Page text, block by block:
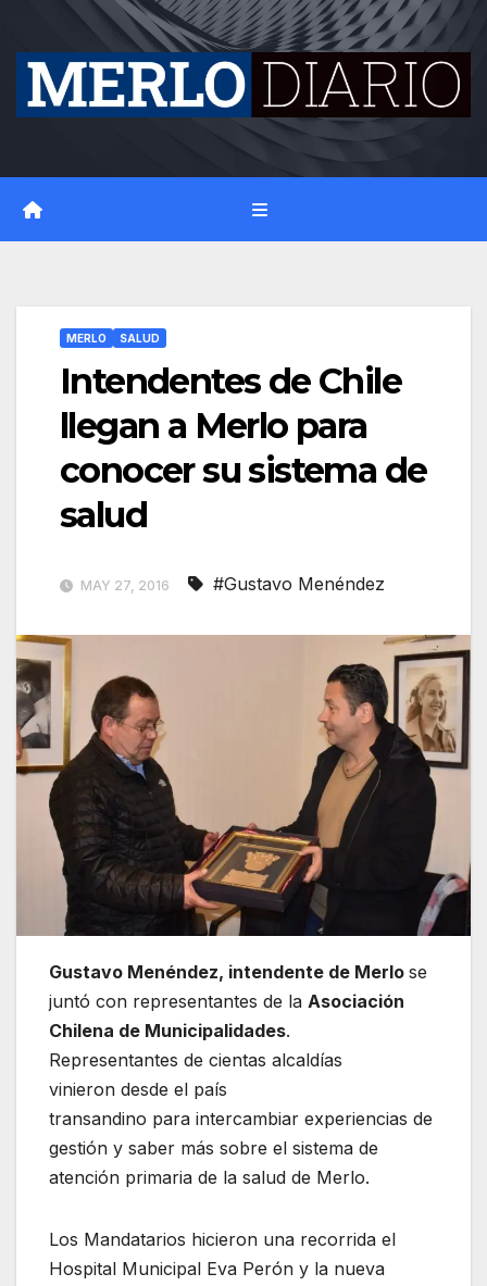
content
MERLO SALUD
Intendentes de Chile
llegan a Merlo para
conocer su sistema de
salud
MAY 27, 2016 #Gustavo Menéndez
Gustavo Menéndez, intendente de Merlo se
juntó con representantes de la Asociación
Chilena de Municipalidades.
Representantes de cientas alcaldías
vinieron desde el país
transandino para intercambiar experiencias de
gestión y saber más sobre el sistema de
atención primaria de la salud de Merlo.
Los Mandatarios hicieron una recorrida el
Hospital Municipal Eva Perón y la nueva